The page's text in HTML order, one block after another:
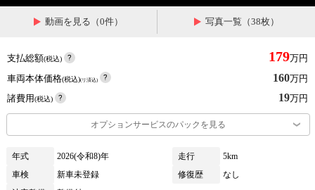
動画を見る（0件） 写真一覧（38枚）
支払総額(税込) 179万円
車両本体価格(税込)(リ済込) 160万円
諸費用(税込) 19万円
オプションサービスのパックを見る
年式 2026(令和8)年 走行
5km
車検
新車未登録 修復歴
なし